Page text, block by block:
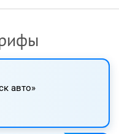
авто»